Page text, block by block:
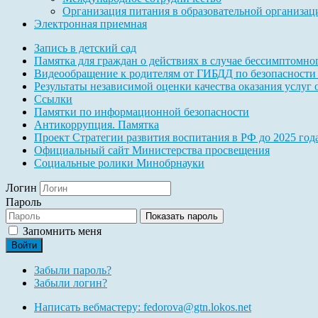
Организация питания в образовательной
Электронная приемная
Запись в детский сад
Памятка для граждан о действиях в случае
Видеообращение к родителям от ГИБДД по
Результаты независимой оценки качества оказания услуг
Ссылки
Памятки по информационной безопасности
Антикоррупция. Памятка
Проект Стратегии развития воспитания в РФ до 2025
Официальный сайт Министерства просвещения
Социальные ролики Минобрнауки
Логин
Пароль
Показать пароль
Запомнить меня
Войти
Забыли пароль?
Забыли логин?
Написать вебмастеру: fedorova@gtn.lokos.net